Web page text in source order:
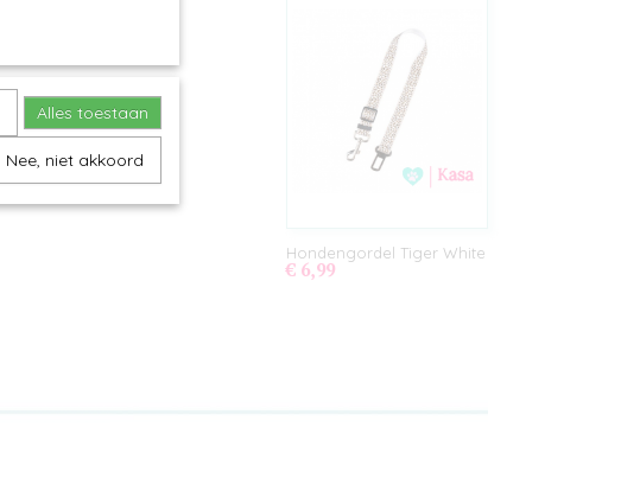
Hondengordel Tiger White
€ 6,99
Alles toestaan
Nee, niet akkoord